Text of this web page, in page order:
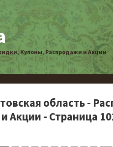
Купоны, Распродажи и Акции
область -
Акции - Страница